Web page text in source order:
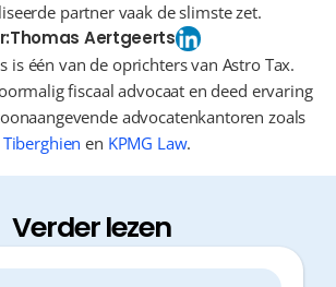
partner vaak de slimste zet.
Thomas Aertgeerts
is één van de oprichters van Astro Tax.
fiscaal advocaat en deed ervaring
advocatenkantoren zoals
Tiberghien en KPMG Law.
Verder lezen